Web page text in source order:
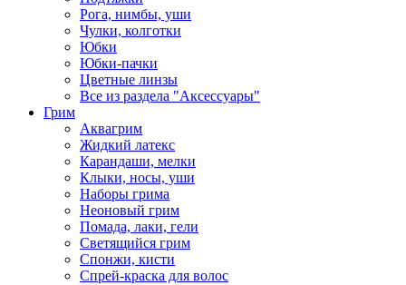
Рога, нимбы, уши
Чулки, колготки
Юбки
Юбки-пачки
Цветные линзы
Все из раздела "Аксессуары"
Грим
Аквагрим
Жидкий латекс
Карандаши, мелки
Клыки, носы, уши
Наборы грима
Неоновый грим
Помада, лаки, гели
Светящийся грим
Спонжи, кисти
Спрей-краска для волос